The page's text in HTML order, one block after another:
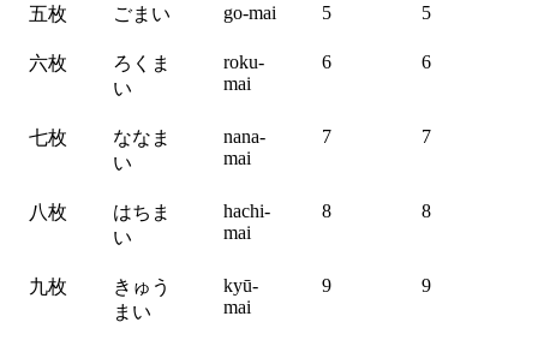
五枚 ごまい go-mai 5 5
六枚
ろくま
い
roku-
mai
6 6
七枚
ななま
い
nana-
mai
7 7
八枚
はちま
い
hachi-
mai
8 8
九枚
きゅう
まい
kyū-
mai
9 9